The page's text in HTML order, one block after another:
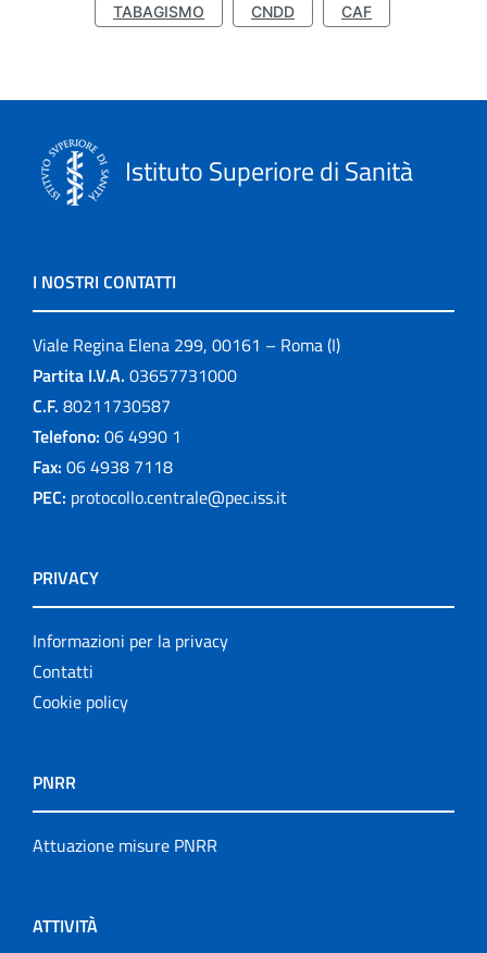
TABAGISMO CNDD CAF
Istituto Superiore di Sanità
I NOSTRI CONTATTI
Viale Regina Elena 299, 00161 – Roma (I)
Partita I.V.A. 03657731000
C.F. 80211730587
Telefono: 06 4990 1
Fax: 06 4938 7118
PEC: protocollo.centrale@pec.iss.it
PRIVACY
Informazioni per la privacy
Contatti
Cookie policy
PNRR
Attuazione misure PNRR
ATTIVITÀ